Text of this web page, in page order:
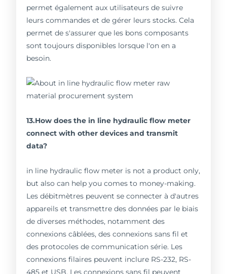
permet également aux utilisateurs de suivre
leurs commandes et de gérer leurs stocks. Cela
permet de s'assurer que les bons composants
sont toujours disponibles lorsque l'on en a
besoin.
13.How does the in line hydraulic flow meter
connect with other devices and transmit
data?
in line hydraulic flow meter is not a product only,
but also can help you comes to money-making.
Les débitmètres peuvent se connecter à d'autres
appareils et transmettre des données par le biais
de diverses méthodes, notamment des
connexions câblées, des connexions sans fil et
des protocoles de communication série. Les
connexions filaires peuvent inclure RS-232, RS-
485 et USB. Les connexions sans fil peuvent